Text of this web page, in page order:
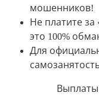
мошенников!
Не платите
это 100%
Для
Выплаты